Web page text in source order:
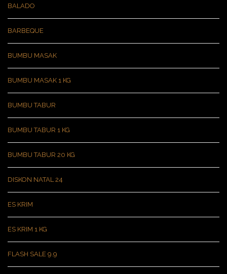
BALADO
BARBEQUE
BUMBU MASAK
BUMBU MASAK 1 KG
BUMBU TABUR
BUMBU TABUR 1 KG
BUMBU TABUR 20 KG
DISKON NATAL 24
ES KRIM
ES KRIM 1 KG
FLASH SALE 9.9